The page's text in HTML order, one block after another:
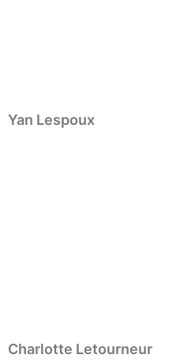
Yan Lespoux
Charlotte Letourneur